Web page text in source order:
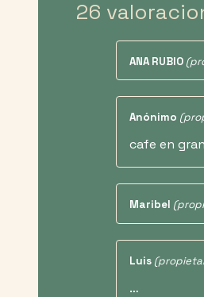
26
ANA RUBIO
Anónimo
cafe en
Maribel
Luis
…